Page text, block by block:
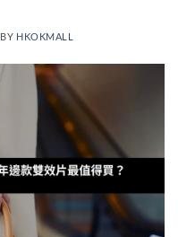
BY HKOKMALL